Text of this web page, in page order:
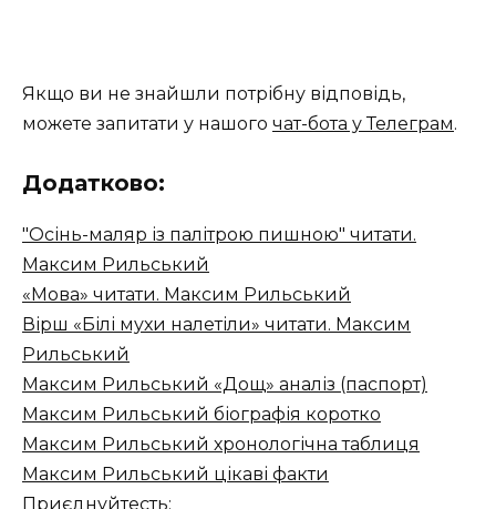
Якщо ви не знайшли потрібну відповідь,
можете запитати у нашого чат-бота у Телеграм.
Додатково:
"Осінь-маляр із палітрою пишною" читати.
Максим Рильський
«Мова» читати. Максим Рильський
Вірш «Білі мухи налетіли» читати. Максим
Рильський
Максим Рильський «Дощ» аналіз (паспорт)
Максим Рильський біографія коротко
Максим Рильський хронологічна таблиця
Максим Рильський цікаві факти
Приєднуйтесть: